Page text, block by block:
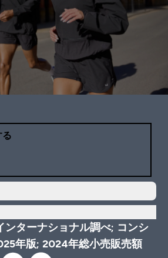
る
ンターナショナル調べ; コンシ
年版; 2024年総小売販売額